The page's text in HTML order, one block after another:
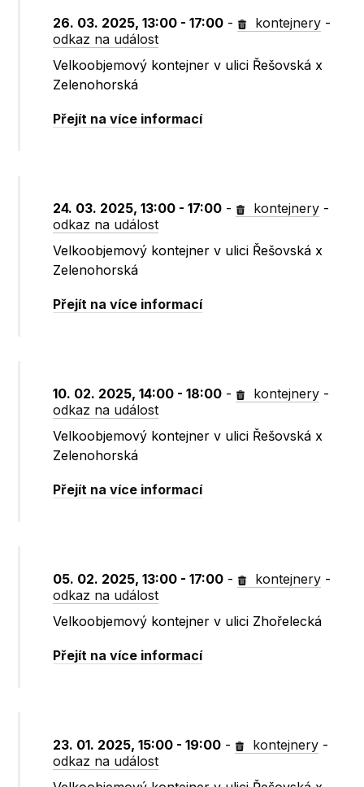
26. 03. 2025, 13:00 - 17:00 - kontejnery -
odkaz na událost
Velkoobjemový kontejner v ulici Řešovská x
Zelenohorská
Přejít na více informací
24. 03. 2025, 13:00 - 17:00 - kontejnery -
odkaz na událost
Velkoobjemový kontejner v ulici Řešovská x
Zelenohorská
Přejít na více informací
10. 02. 2025, 14:00 - 18:00 - kontejnery -
odkaz na událost
Velkoobjemový kontejner v ulici Řešovská x
Zelenohorská
Přejít na více informací
05. 02. 2025, 13:00 - 17:00 - kontejnery -
odkaz na událost
Velkoobjemový kontejner v ulici Zhořelecká
Přejít na více informací
23. 01. 2025, 15:00 - 19:00 - kontejnery -
odkaz na událost